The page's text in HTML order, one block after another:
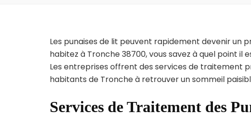
Les punaises de lit peuvent rapidement devenir un
habitez à Tronche 38700, vous savez à quel point
Les entreprises offrent des services de traitement
habitants de Tronche à retrouver un sommeil
Services de Traitement des